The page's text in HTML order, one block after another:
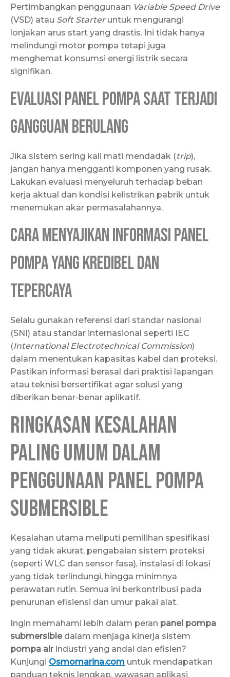
Pertimbangkan penggunaan Variable Speed Drive
(VSD) atau Soft Starteruntuk mengurangi
lonjakan arus start yang drastis. Ini tidak hanya
melindungi motor pompa tetapi juga
menghemat konsumsi energi listrik secara
signifikan.
Evaluasi Panel Pompa Saat Terjadi
Gangguan Berulang
Jika sistem sering kali mati mendadak (trip),
jangan hanya mengganti komponen yang rusak.
Lakukan evaluasi menyeluruh terhadap beban
kerja aktual dan kondisi kelistrikan pabrik untuk
menemukan akar permasalahannya.
Cara Menyajikan Informasi Panel
Pompa yang Kredibel dan
Tepercaya
Selalu gunakan referensi dari standar nasional
(SNI) atau standar internasional seperti IEC
(International Electrotechnical Commission)
dalam menentukan kapasitas kabel dan proteksi.
Pastikan informasi berasal dari praktisi lapangan
atau teknisi bersertifikat agar solusi yang
diberikan benar-benar aplikatif.
Ringkasan Kesalahan
Paling Umum dalam
Penggunaan Panel Pompa
Submersible
Kesalahan utama meliputi pemilihan spesifikasi
yang tidak akurat, pengabaian sistem proteksi
(seperti WLC dan sensor fasa), instalasi di lokasi
yang tidak terlindungi, hingga minimnya
perawatan rutin. Semua ini berkontribusi pada
penurunan efisiensi dan umur pakai alat.
Ingin memahami lebih dalam peran panel pompa
submersibledalam menjaga kinerja sistem
pompa airindustri yang andal dan efisien?
Kunjungi Osmomarina.com untuk mendapatkan
panduan teknis lengkap, wawasan aplikasi